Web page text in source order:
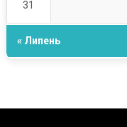
31
« Липень